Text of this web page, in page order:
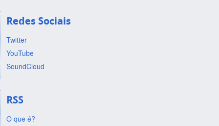
Redes Sociais
Twitter
YouTube
SoundCloud
RSS
O que é?